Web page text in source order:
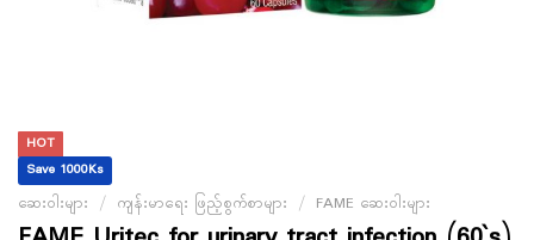
HOT
Save 1000Ks
ဆေးဝါးများ / ကျန်းမာရေး ဖြည့်စွက်စာများ / FAME ဆေးဝါးများ